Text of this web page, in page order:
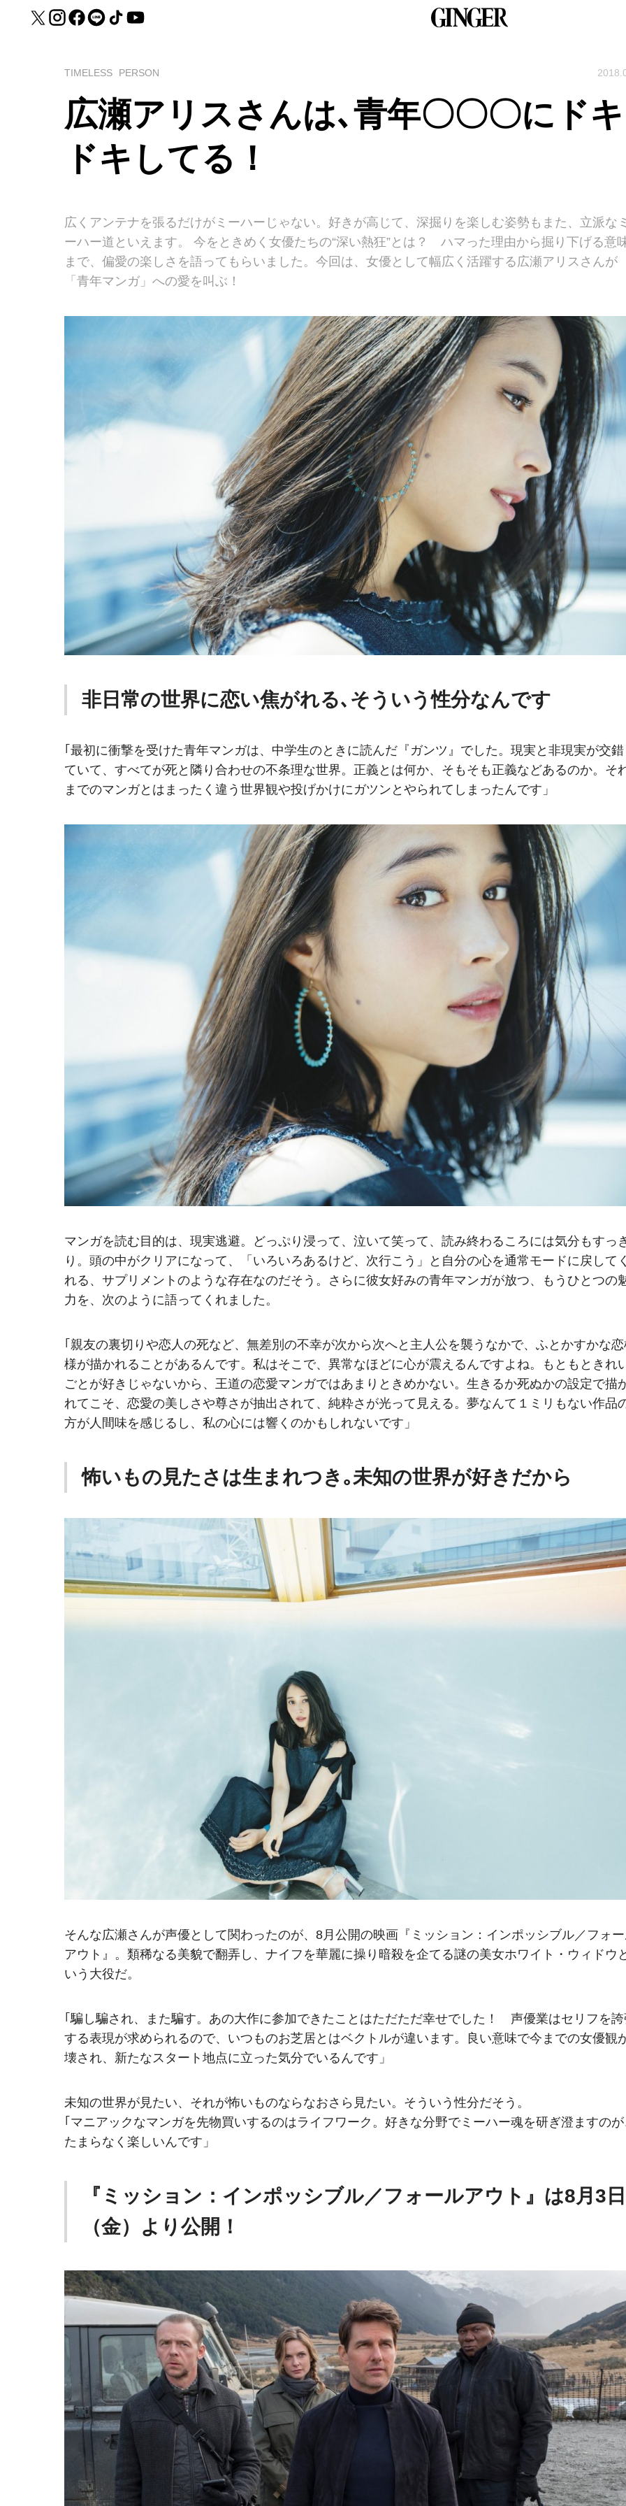
TIMELESS PERSON
広瀬アリスさんは､青年〇〇〇にドキ
ドキしてる！
広くアンテナを張るだけがミーハーじゃない。好きが高じて、深掘りを楽しむ姿勢もまた、立派な
ーハー道といえます。 今をときめく女優たちの“深い熱狂”とは？ ハマった理由から掘り下げる意
まで、偏愛の楽しさを語ってもらいました。今回は、女優として幅広く活躍する広瀬アリスさんが
「青年マンガ」への愛を叫ぶ！
非日常の世界に恋い焦がれる､そういう性分なんです
｢最初に衝撃を受けた青年マンガは、中学生のときに読んだ『ガンツ』でした。現実と非現実が交
ていて、すべてが死と隣り合わせの不条理な世界。正義とは何か、そもそも正義などあるのか。そ
までのマンガとはまったく違う世界観や投げかけにガツンとやられてしまったんです」
マンガを読む目的は、現実逃避。どっぷり浸って、泣いて笑って、読み終わるころには気分もすっ
り。頭の中がクリアになって、「いろいろあるけど、次行こう」と自分の心を通常モードに戻して
れる、サプリメントのような存在なのだそう。さらに彼女好みの青年マンガが放つ、もうひとつの
力を、次のように語ってくれました。
｢親友の裏切りや恋人の死など、無差別の不幸が次から次へと主人公を襲うなかで、ふとかすかな
様が描かれることがあるんです。私はそこで、異常なほどに心が震えるんですよね。もともときれ
ごとが好きじゃないから、王道の恋愛マンガではあまりときめかない。生きるか死ぬかの設定で描
れてこそ、恋愛の美しさや尊さが抽出されて、純粋さが光って見える。夢なんて１ミリもない作品
方が人間味を感じるし、私の心には響くのかもしれないです」
怖いもの見たさは生まれつき｡未知の世界が好きだから
そんな広瀬さんが声優として関わったのが、8月公開の映画『ミッション：インポッシブル／フォ
アウト』。類稀なる美貌で翻弄し、ナイフを華麗に操り暗殺を企てる謎の美女ホワイト・ウィドウ
いう大役だ。
｢騙し騙され、また騙す。あの大作に参加できたことはただただ幸せでした！ 声優業はセリフを
する表現が求められるので、いつものお芝居とはベクトルが違います。良い意味で今までの女優観
壊され、新たなスタート地点に立った気分でいるんです」
未知の世界が見たい、それが怖いものならなおさら見たい。そういう性分だそう。
｢マニアックなマンガを先物買いするのはライフワーク。好きな分野でミーハー魂を研ぎ澄ますの
たまらなく楽しいんです」
『ミッション：インポッシブル／フォールアウト』は8月3日
（金）より公開！